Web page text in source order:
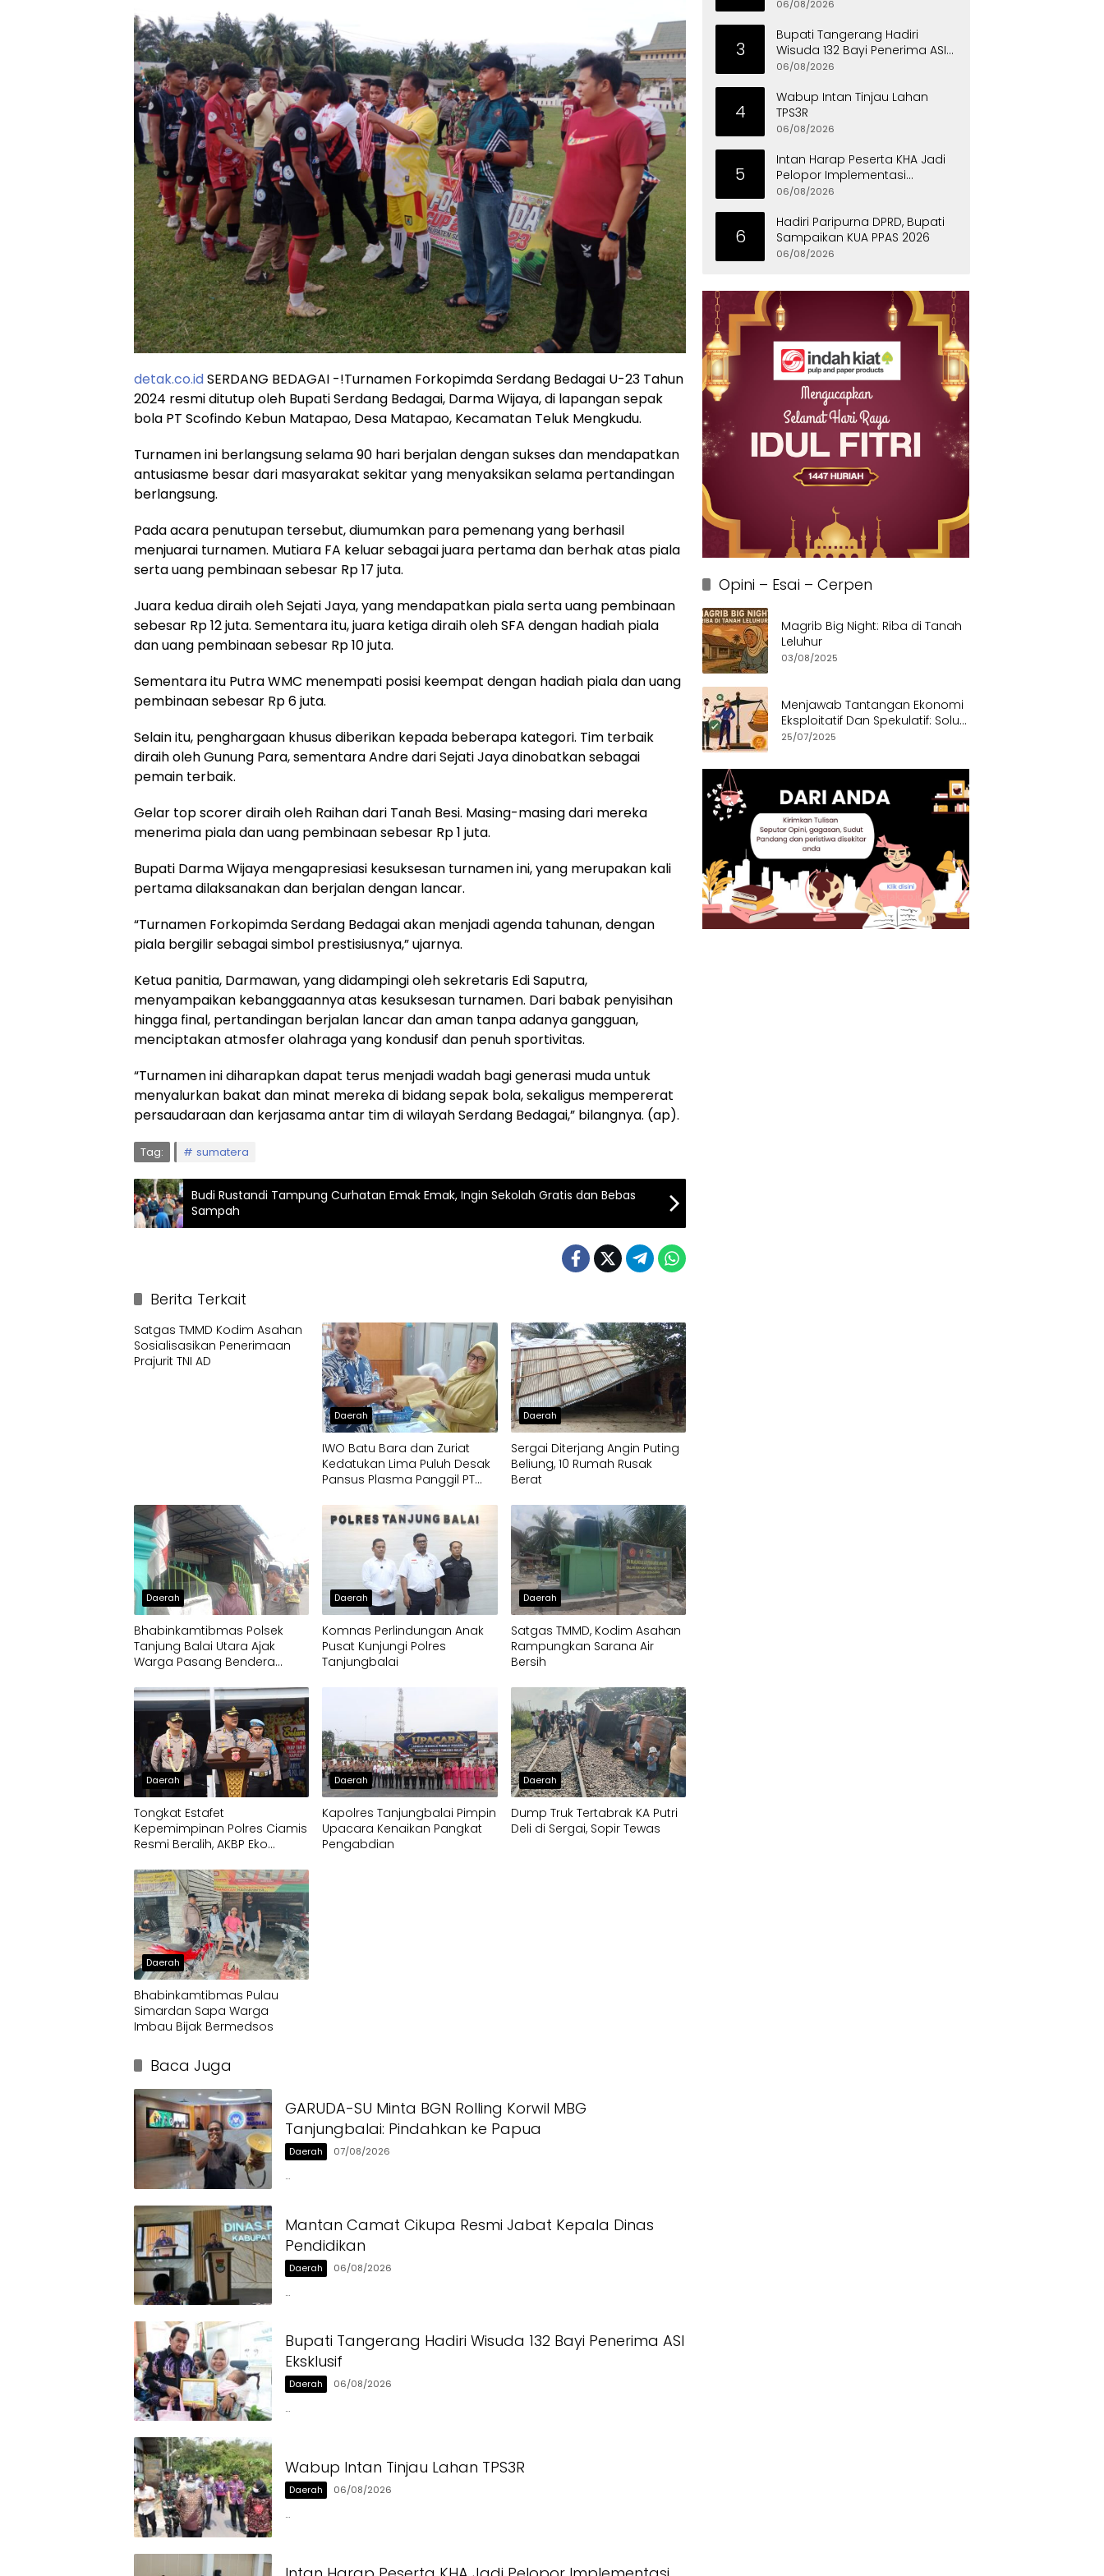
detak.co.idSERDANG BEDAGAI -!Turnamen Forkopimda Serdang Bedagai U-23 Tahun
2024 resmi ditutup oleh Bupati Serdang Bedagai, Darma Wijaya, di lapangan sepak
bola PT Scofindo Kebun Matapao, Desa Matapao, Kecamatan Teluk Mengkudu.
Turnamen ini berlangsung selama 90 hari berjalan dengan sukses dan mendapatkan
antusiasme besar dari masyarakat sekitar yang menyaksikan selama pertandingan
berlangsung.
Pada acara penutupan tersebut, diumumkan para pemenang yang berhasil
menjuarai turnamen. Mutiara FA keluar sebagai juara pertama dan berhak atas piala
serta uang pembinaan sebesar Rp 17 juta.
Juara kedua diraih oleh Sejati Jaya, yang mendapatkan piala serta uang pembinaan
sebesar Rp 12 juta. Sementara itu, juara ketiga diraih oleh SFA dengan hadiah piala
dan uang pembinaan sebesar Rp 10 juta.
Sementara itu Putra WMC menempati posisi keempat dengan hadiah piala dan uang
pembinaan sebesar Rp 6 juta.
Selain itu, penghargaan khusus diberikan kepada beberapa kategori. Tim terbaik
diraih oleh Gunung Para, sementara Andre dari Sejati Jaya dinobatkan sebagai
pemain terbaik.
Gelar top scorer diraih oleh Raihan dari Tanah Besi. Masing-masing dari mereka
menerima piala dan uang pembinaan sebesar Rp 1 juta.
Bupati Darma Wijaya mengapresiasi kesuksesan turnamen ini, yang merupakan kali
pertama dilaksanakan dan berjalan dengan lancar.
“Turnamen Forkopimda Serdang Bedagai akan menjadi agenda tahunan, dengan
piala bergilir sebagai simbol prestisiusnya,” ujarnya.
Ketua panitia, Darmawan, yang didampingi oleh sekretaris Edi Saputra,
menyampaikan kebanggaannya atas kesuksesan turnamen. Dari babak penyisihan
hingga final, pertandingan berjalan lancar dan aman tanpa adanya gangguan,
menciptakan atmosfer olahraga yang kondusif dan penuh sportivitas.
“Turnamen ini diharapkan dapat terus menjadi wadah bagi generasi muda untuk
menyalurkan bakat dan minat mereka di bidang sepak bola, sekaligus mempererat
persaudaraan dan kerjasama antar tim di wilayah Serdang Bedagai,” bilangnya. (ap).
Tag: sumatera
Budi Rustandi Tampung Curhatan Emak Emak, Ingin Sekolah Gratis dan Bebas
Sampah
Berita Terkait
Satgas TMMD Kodim Asahan
Sosialisasikan Penerimaan
Prajurit TNI AD
Daerah
IWO Batu Bara dan Zuriat
Kedatukan Lima Puluh Desak
Pansus Plasma Panggil PT
Penyimpangan Penerima
CPCL
Daerah
Sergai Diterjang Angin Puting
Beliung, 10 Rumah Rusak
Berat
Daerah
Bhabinkamtibmas Polsek
Tanjung Balai Utara Ajak
Warga Pasang Bendera
Daerah
Komnas Perlindungan Anak
Pusat Kunjungi Polres
Tanjungbalai
Daerah
Satgas TMMD, Kodim Asahan
Rampungkan Sarana Air
Bersih
Daerah
Tongkat Estafet
Kepemimpinan Polres Ciamis
Resmi Beralih, AKBP Eko
Pengabdian Presisi untuk
Masyarakat
Daerah
Kapolres Tanjungbalai Pimpin
Upacara Kenaikan Pangkat
Pengabdian
Daerah
Dump Truk Tertabrak KA Putri
Deli di Sergai, Sopir Tewas
Daerah
Bhabinkamtibmas Pulau
Simardan Sapa Warga
Imbau Bijak Bermedsos
Baca Juga
GARUDA-SU Minta BGN Rolling Korwil MBG
Tanjungbalai: Pindahkan ke Papua
Daerah 07/08/2026
…
Mantan Camat Cikupa Resmi Jabat Kepala Dinas
Pendidikan
Daerah 06/08/2026
…
Bupati Tangerang Hadiri Wisuda 132 Bayi Penerima ASI
Eksklusif
Daerah 06/08/2026
…
Wabup Intan Tinjau Lahan TPS3R
Daerah 06/08/2026
…
06/08/2026
3
Bupati Tangerang Hadiri
Wisuda 132 Bayi Penerima ASI
Eksklusif
06/08/2026
4
Wabup Intan Tinjau Lahan
TPS3R
06/08/2026
5
Intan Harap Peserta KHA Jadi
Pelopor Implementasi
Permainan Tradisional
06/08/2026
6
Hadiri Paripurna DPRD, Bupati
Sampaikan KUA PPAS 2026
06/08/2026
Opini – Esai – Cerpen
Magrib Big Night: Riba di Tanah
Leluhur
03/08/2025
Menjawab Tantangan Ekonomi
Eksploitatif Dan Spekulatif: Solusi
Etis dan Berkeadilan
25/07/2025